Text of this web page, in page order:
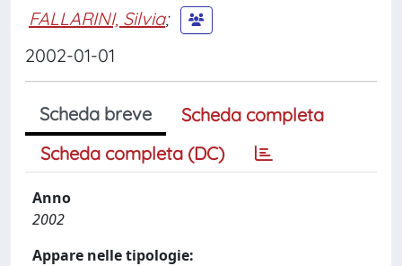
FALLARINI, Silvia;
2002-01-01
Scheda breve
Scheda completa
Scheda completa (DC)
Anno
2002
Appare nelle tipologie: